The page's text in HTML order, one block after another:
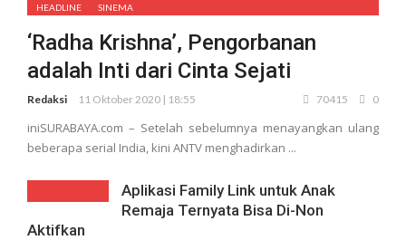
HEADLINE SINEMA
‘Radha Krishna’, Pengorbanan
adalah Inti dari Cinta Sejati
Redaksi 11 Oktober 2020 | 18:55 70415 0
iniSURABAYA.com – Setelah sebelumnya menayangkan ulang
beberapa serial India, kini ANTV menghadirkan ...
Aplikasi Family Link untuk Anak
Remaja Ternyata Bisa Di-Non
Aktifkan